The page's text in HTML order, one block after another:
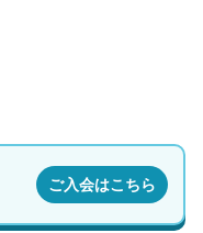
ご入会はこちら